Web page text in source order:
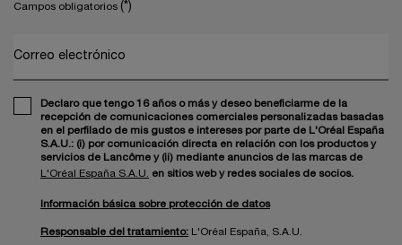
Campos obligatorios (*)
Correo electrónico
Declaro que tengo 16 años o más y deseo beneficiarme de la
recepción de comunicaciones comerciales personalizadas basadas
en el perfilado de mis gustos e intereses por parte de L'Oréal España
S.A.U.: (i) por comunicación directa en relación con los productos y
servicios de Lancôme y (ii) mediante anuncios de las marcas de
L'Oréal España S.A.U. en sitios web y redes sociales de socios.
Información básica sobre protección de datos
Responsable del tratamiento: L'Oréal España, S.A.U.